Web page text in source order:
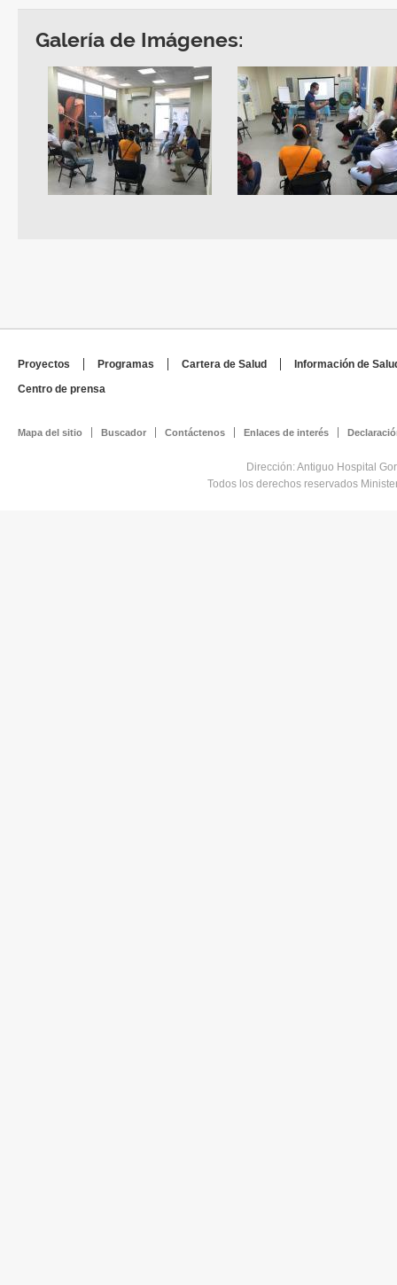
Galería de Imágenes:
Proyectos Programas Cartera de Salud
Información de
Centro de prensa
Mapa del sitio Buscador Contáctenos Enlaces de interés
Dirección: Antiguo Hospital
Todos los derechos reservados